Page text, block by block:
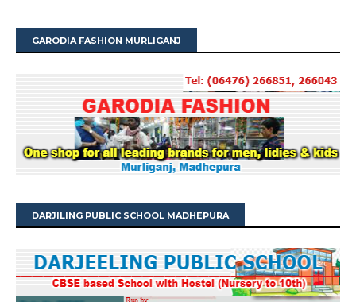
GARODIA FASHION MURLIGANJ
DARJILING PUBLIC SCHOOL MADHEPURA